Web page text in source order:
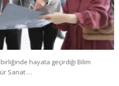
hayata geçirdiği Bilim
Sanat …